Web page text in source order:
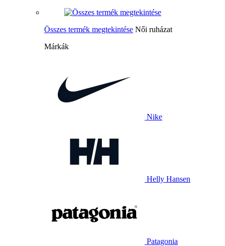
Összes termék megtekintése Női ruházat
Márkák
Nike
Helly Hansen
Patagonia